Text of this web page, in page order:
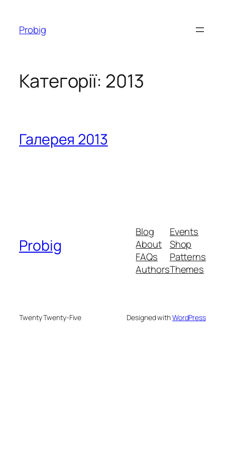
вмісту
Probig
Категорії: 2013
Галерея 2013
Probig
Blog
About
FAQs
Authors
Events
Shop
Patterns
Themes
Twenty Twenty-Five Designed withWordPress